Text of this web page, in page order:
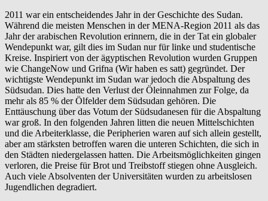
2011 war ein entscheidendes Jahr in der Geschichte des Sudan.
Während die meisten Menschen in der MENA-Region 2011 als das
Jahr der arabischen Revolution erinnern, die in der Tat ein globaler
Wendepunkt war, gilt dies im Sudan nur für linke und studentische
Kreise. Inspiriert von der ägyptischen Revolution wurden Gruppen
wie ChangeNow und Grifna (Wir haben es satt) gegründet. Der
wichtigste Wendepunkt im Sudan war jedoch die Abspaltung des
Südsudan. Dies hatte den Verlust der Öleinnahmen zur Folge, da
mehr als 85 % der Ölfelder dem Südsudan gehören. Die
Enttäuschung über das Votum der Südsudanesen für die Abspaltung
war groß. In den folgenden Jahren litten die neuen Mittelschichten
und die Arbeiterklasse, die Peripherien waren auf sich allein gestellt,
aber am stärksten betroffen waren die unteren Schichten, die sich in
den Städten niedergelassen hatten. Die Arbeitsmöglichkeiten gingen
verloren, die Preise für Brot und Treibstoff stiegen ohne Ausgleich.
Auch viele Absolventen der Universitäten wurden zu arbeitslosen
Jugendlichen degradiert.